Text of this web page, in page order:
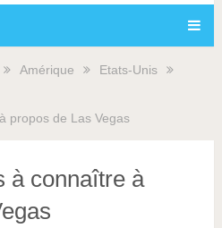
Amérique
Etats-Unis
propos de Las Vegas
à connaître à